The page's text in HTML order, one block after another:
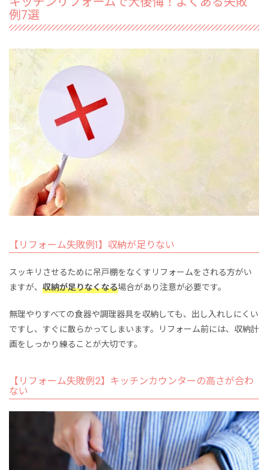
例7選
【リフォーム失敗例1】収納が足りない
スッキリさせるために吊戸棚をなくすリフォームをされる方がい
ますが、 収納が足りなくなる場合があり注意が必要です。
無理やりすべての食器や調理器具を収納しても、出し入れしにくい
ですし、すぐに散らかってしまいます。リフォーム前には、収納計
画をしっかり練ることが大切です。
【リフォーム失敗例2】キッチンカウンターの高さが合わ
ない